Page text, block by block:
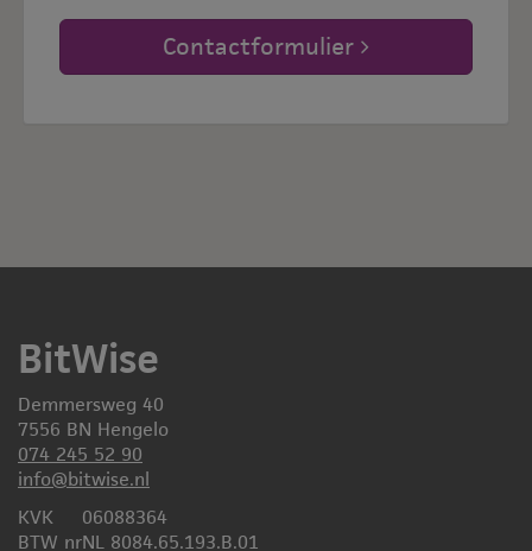
Contactformulier
BitWise
Demmersweg 40
7556 BN Hengelo
074 245 52 90
info@bitwise.nl
KVK
06088364
BTW nrNL 8084.65.193.B.01